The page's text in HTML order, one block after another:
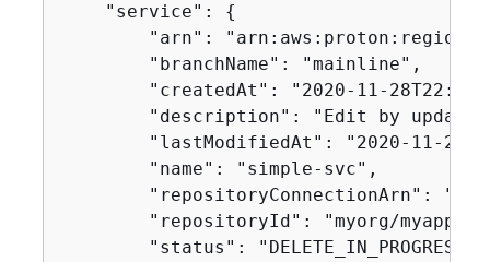
    "service":
{
"arn": "arn:aws:proton:region-
        "branchName": "mainline",
"createdAt": "2020-11-
"description": "Edit by
"lastModifiedAt": "2020-11-
        "name": "simple-svc",
"repositoryConnectionArn":
        "repositoryId": "myorg/myapp",
        "status": "DELETE_IN_PROGRESS",